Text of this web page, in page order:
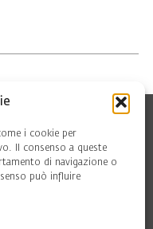
i cookie per
Il consenso a queste
di navigazione o
può influire